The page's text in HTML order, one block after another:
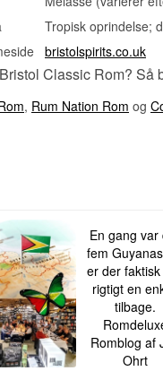
Tropisk oprindelse;
bristolspirits.co.uk
Classic Rom? Så
, Rum Nation Rom og
En gang var
fem
er der faktisk
rigtigt en
tilbage.
Romblog af
Ohrt